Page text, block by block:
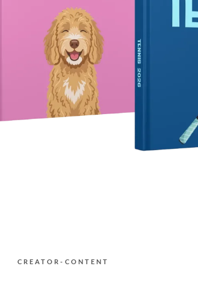
CREATOR-CONTENT